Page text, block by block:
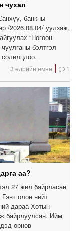
чухал
банкны
/2026.08.04/ уулзаж,
“Ногоон
бэлтгэл
3 өдрийн өмнө 1
аа?
27 жил байрласан
олон нийт
дараа Хотын
байрлуулсан. Ийм
өрнөв